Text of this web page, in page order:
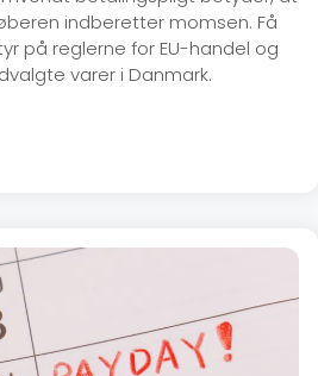
indberetter momsen. Få
på reglerne for EU-handel og
varer i Danmark.